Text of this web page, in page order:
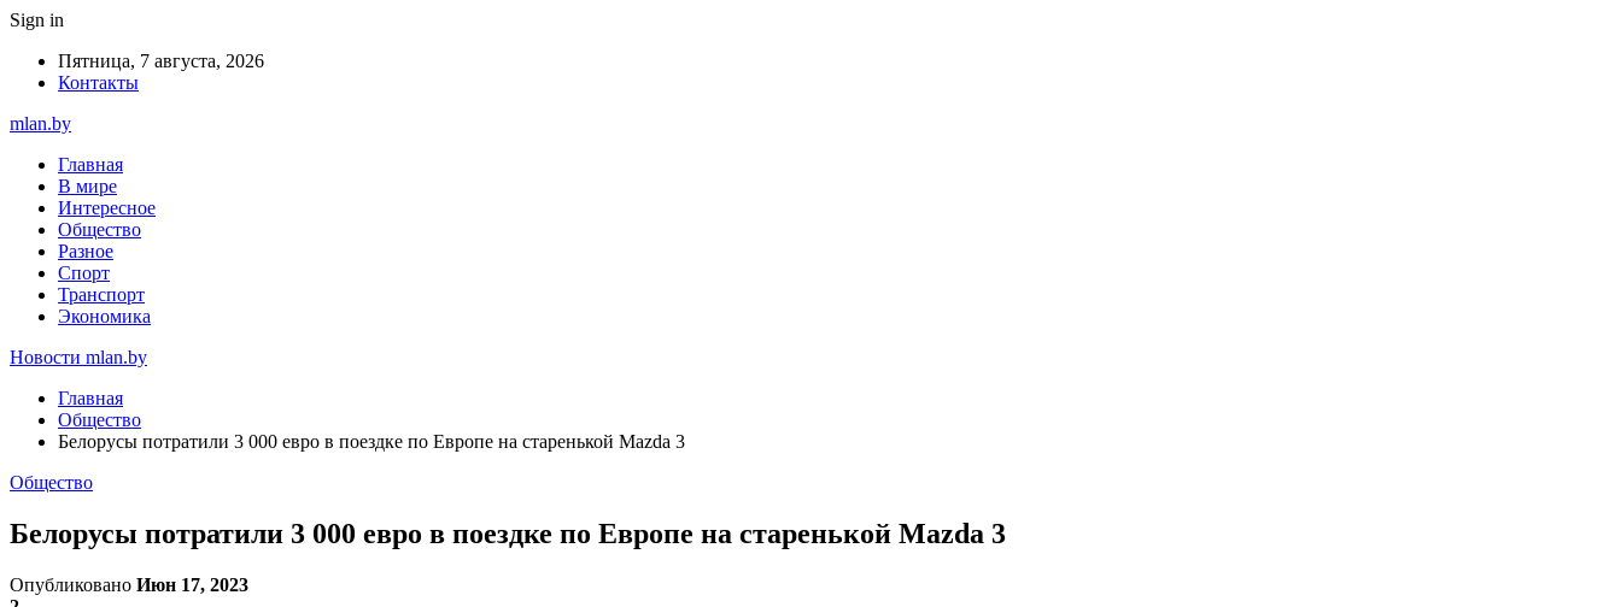
Sign in
Пятница, 7 августа, 2026
Контакты
mlan.by
Главная
В мире
Интересное
Общество
Разное
Спорт
Транспорт
Экономика
Новости mlan.by
Главная
Общество
Белорусы потратили 3 000 евро в поездке по Европе на старенькой Mazda 3
Общество
Белорусы потратили 3 000 евро в поездке по Европе на старенькой Mazda 3
Опубликовано Июн 17, 2023